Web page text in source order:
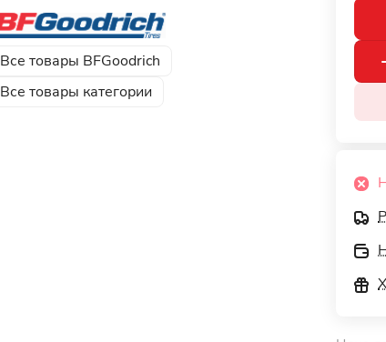
Все товары BFGoodrich
Все товары категории